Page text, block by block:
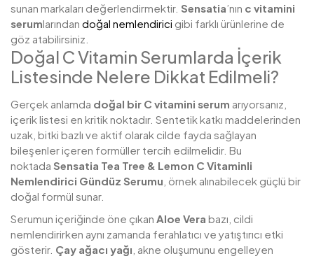
sunan markaları değerlendirmektir. Sensatia’nın c vitamini
serumlarından doğal nemlendirici gibi farklı ürünlerine de
göz atabilirsiniz.
Doğal C Vitamin Serumlarda İçerik
Listesinde Nelere Dikkat Edilmeli?
Gerçek anlamda doğal bir C vitamini serum arıyorsanız,
içerik listesi en kritik noktadır. Sentetik katkı maddelerinden
uzak, bitki bazlı ve aktif olarak cilde fayda sağlayan
bileşenler içeren formüller tercih edilmelidir. Bu
noktada Sensatia Tea Tree & Lemon C Vitaminli
Nemlendirici Gündüz Serumu , örnek alınabilecek güçlü bir
doğal formül sunar.
Serumun içeriğinde öne çıkan Aloe Vera bazı, cildi
nemlendirirken aynı zamanda ferahlatıcı ve yatıştırıcı etki
gösterir. Çay ağacı yağı , akne oluşumunu engelleyen